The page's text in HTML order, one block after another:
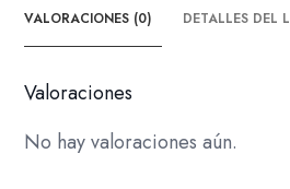
VALORACIONES (0) DETALLES DEL
Valoraciones
No hay valoraciones aún.